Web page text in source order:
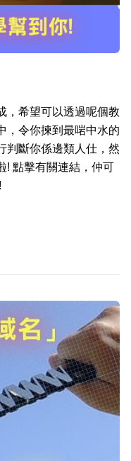
，希望可以透過呢個教
，令你揀到最啱中水的
判斷你係邊類人仕，然
! 點擊有關連結，仲可